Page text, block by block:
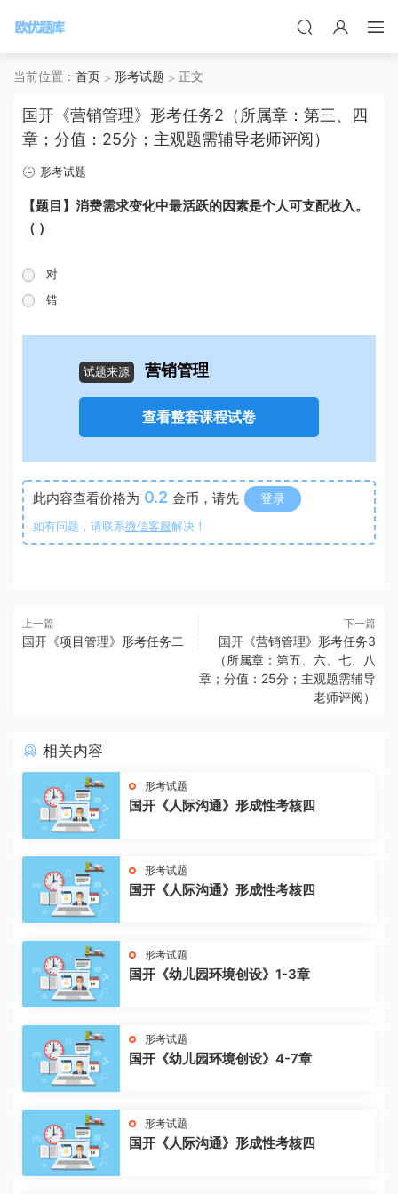
当前位置： 首页 形考试题 正文
国开《营销管理》形考任务2（所属章：第三、四
章；分值：25分；主观题需辅导老师评阅）
形考试题
【题目】消费需求变化中最活跃的因素是个人可支配收入。
（ ）
对
错
试题来源 营销管理
查看整套课程试卷
此内容查看价格为 0.2 金币，请先 登录
如有问题，请联系微信客服解决！
上一篇
国开《项目管理》形考任务二
下一篇
国开《营销管理》形考任务3
（所属章：第五、六、七、八
章；分值：25分；主观题需辅导
老师评阅）
相关内容
形考试题
国开《人际沟通》形成性考核四
形考试题
国开《人际沟通》形成性考核四
形考试题
国开《幼儿园环境创设》1-3章
形考试题
国开《幼儿园环境创设》4-7章
形考试题
国开《人际沟通》形成性考核四